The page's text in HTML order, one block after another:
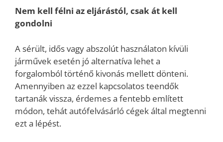
Nem kell félni az eljárástól, csak át kell
gondolni
A sérült, idős vagy abszolút használaton kívüli
járművek esetén jó alternatíva lehet a
forgalomból történő kivonás mellett dönteni.
Amennyiben az ezzel kapcsolatos teendők
tartanák vissza, érdemes a fentebb említett
módon, tehát autófelvásárló cégek által megtenni
ezt a lépést.